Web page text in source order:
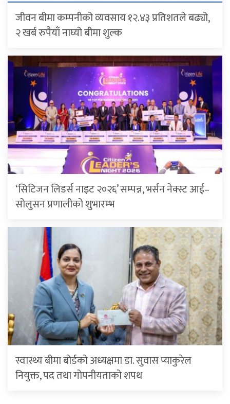
जीवन बीमा कम्पनीको व्यवसाय १२.४३ प्रतिशतले बढ्यो,
२ खर्ब रुपैयाँ नाघ्यो बीमा शुल्क
‘सिटिजन लिडर्स नाइट २०२६’ सम्पन्न, भर्सन नेक्स्ट आई–
सोलुसन प्रणालीको शुभारम्भ
स्वास्थ्य बीमा बोर्डको अध्यक्षमा डा. सुवास प्याकुरेल
नियुक्त, पद तथा गोपनीयताको शपथ